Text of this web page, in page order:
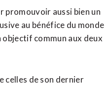
promouvoir aussi bien un
au bénéfice du monde
commun aux deux
de son dernier